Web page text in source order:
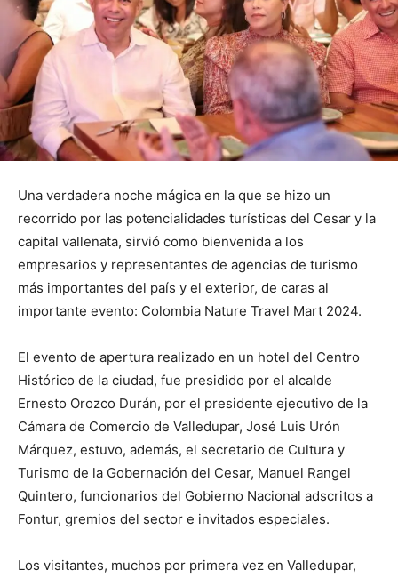
Una verdadera noche mágica en la que se hizo un
recorrido por las potencialidades turísticas del Cesar y la
capital vallenata, sirvió como bienvenida a los
empresarios y representantes de agencias de turismo
más importantes del país y el exterior, de caras al
importante evento: Colombia Nature Travel Mart 2024.
El evento de apertura realizado en un hotel del Centro
Histórico de la ciudad, fue presidido por el alcalde
Ernesto Orozco Durán, por el presidente ejecutivo de la
Cámara de Comercio de Valledupar, José Luis Urón
Márquez, estuvo, además, el secretario de Cultura y
Turismo de la Gobernación del Cesar, Manuel Rangel
Quintero, funcionarios del Gobierno Nacional adscritos a
Fontur, gremios del sector e invitados especiales.
Los visitantes, muchos por primera vez en Valledupar,